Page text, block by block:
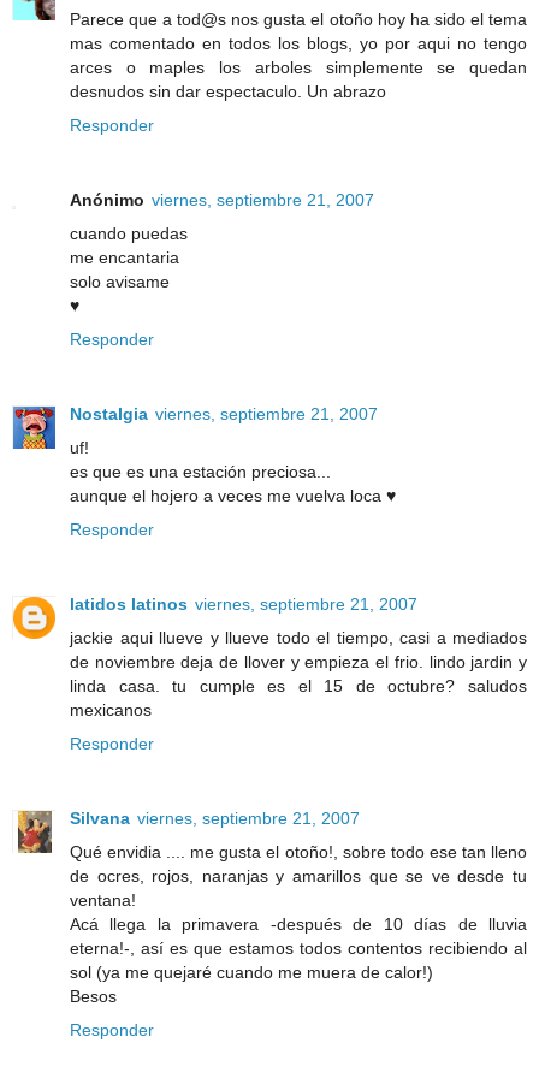
Parece que a tod@s nos gusta el otoño hoy ha sido el tema
mas comentado en todos los blogs, yo por aqui no tengo
arces o maples los arboles simplemente se quedan
desnudos sin dar espectaculo. Un abrazo
Responder
Anónimo viernes, septiembre 21, 2007
cuando puedas
me encantaria
solo avisame
♥
Responder
Nostalgia viernes, septiembre 21, 2007
uf!
es que es una estación preciosa...
aunque el hojero a veces me vuelva loca ♥
Responder
latidos latinos viernes, septiembre 21, 2007
jackie aqui llueve y llueve todo el tiempo, casi a mediados
de noviembre deja de llover y empieza el frio. lindo jardin y
linda casa. tu cumple es el 15 de octubre? saludos
mexicanos
Responder
Silvana viernes, septiembre 21, 2007
Qué envidia .... me gusta el otoño!, sobre todo ese tan lleno
de ocres, rojos, naranjas y amarillos que se ve desde tu
ventana!
Acá llega la primavera -después de 10 días de lluvia
eterna!-, así es que estamos todos contentos recibiendo al
sol (ya me quejaré cuando me muera de calor!)
Besos
Responder